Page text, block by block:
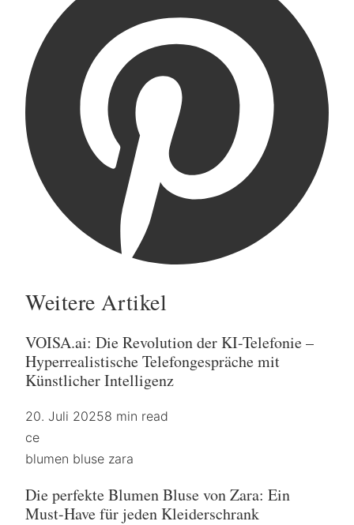
Weitere Artikel
VOISA.ai: Die Revolution der KI-Telefonie –
Hyperrealistische Telefongespräche mit
Künstlicher Intelligenz
20. Juli 20258 min read
ce
blumen bluse zara
Die perfekte Blumen Bluse von Zara: Ein
Must-Have für jeden Kleiderschrank